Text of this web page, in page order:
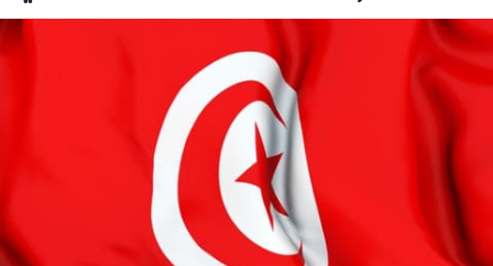
سياسة ناس
إقتصاد فن
رياضة
كأس العالم